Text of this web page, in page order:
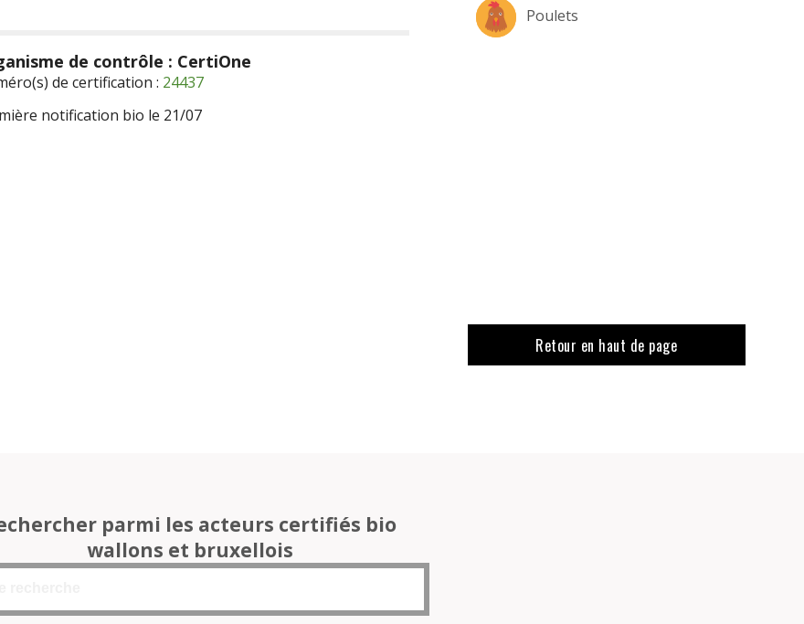
de contrôle : CertiOne
de certification : 24437
notification bio le 21/07
Poulets
Retour en haut de page
parmi les acteurs certifiés bio
wallons et bruxellois